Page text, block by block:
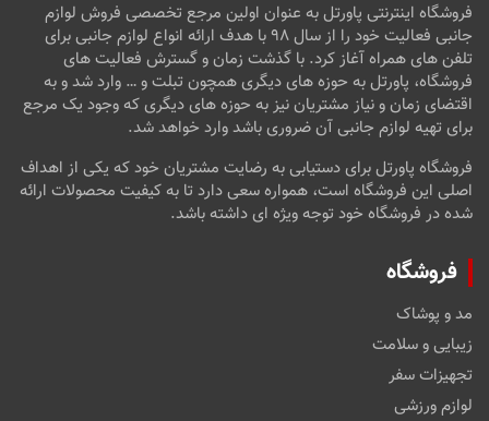
فروشگاه اینترنتی پاورتل به عنوان اولین مرجع تخصصی فروش لوازم
جانبی فعالیت خود را از سال ۹۸ با هدف ارائه انواع لوازم جانبی برای
تلفن های همراه آغاز کرد. با گذشت زمان و گسترش فعالیت های
فروشگاه، پاورتل به حوزه های دیگری همچون تبلت و … وارد شد و به
اقتضای زمان و نیاز مشتریان نیز به حوزه های دیگری که وجود یک مرجع
برای تهیه لوازم جانبی آن ضروری باشد وارد خواهد شد.
فروشگاه پاورتل برای دستیابی به رضایت مشتریان خود که یکی از اهداف
اصلی این فروشگاه است، همواره سعی دارد تا به کیفیت محصولات ارائه
شده در فروشگاه خود توجه ویژه ای داشته باشد.
فروشگاه
مد و پوشاک
زیبایی و سلامت
تجهیزات سفر
لوازم ورزشی